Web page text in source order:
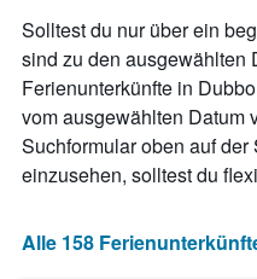
Diagramm
hat
1
X-
Achse,
die
die
Tage
Solltest du nur über ein
sind zu den ausgewählten
Ferienunterkünfte in
vom ausgewählten Datum
Suchformular oben auf
einzusehen, solltest du
Alle 158